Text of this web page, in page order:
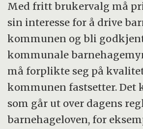
Med fritt brukervalg må
sin interesse for å drive
kommunen og bli
kommunale
må forplikte seg på
kommunen fastsetter. Det
som går ut over dagens
barnehageloven, for